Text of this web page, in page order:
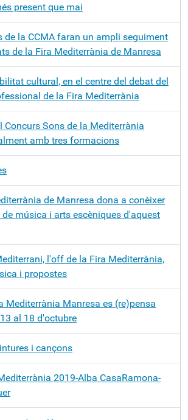
present que mai
de la CCMA faran un ampli seguiment
de la Fira Mediterrània de Manresa
cultural, en el centre del debat del
de la Fira Mediterrània
Concurs Sons de la Mediterrània
amb tres formacions
de Manresa dona a conèixer
música i arts escèniques d'aquest
l'off de la Fira Mediterrània,
i propostes
Mediterrània Manresa es (re)pensa
al 18 d'octubre
i cançons
2019-Alba CasaRamona-